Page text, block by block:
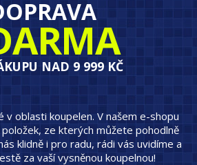
NAD 9 999 KČ
v oblasti koupelen. V našem e-shopu
ze kterých můžete pohodlně
klidně i pro radu, rádi vás uvidíme a
za vaší vysněnou koupelnou!